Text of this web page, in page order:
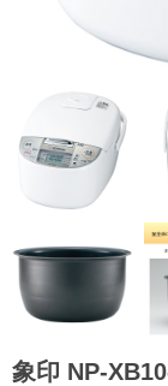
象印 NP-